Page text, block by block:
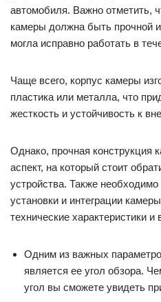
автомобиля. Важно отметить,
камеры должна быть прочной
могла исправно работать в
Чаще всего, корпус камеры
пластика или металла, что
жесткость и устойчивость к
Однако, прочная
аспект, на который стоит
устройства. Также
установки и интеграции
технические характеристики и
Одним из важных
является ее угол обзора.
угол вы сможете увидеть